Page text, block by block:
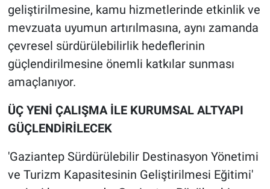
geliştirilmesine, kamu hizmetlerinde etkinlik ve
mevzuata uyumun artırılmasına, aynı zamanda
çevresel sürdürülebilirlik hedeflerinin
güçlendirilmesine önemli katkılar sunması
amaçlanıyor.
ÜÇ YENİ ÇALIŞMA İLE KURUMSAL ALTYAPI
GÜÇLENDİRİLECEK
'Gaziantep Sürdürülebilir Destinasyon Yönetimi
ve Turizm Kapasitesinin Geliştirilmesi Eğitimi'